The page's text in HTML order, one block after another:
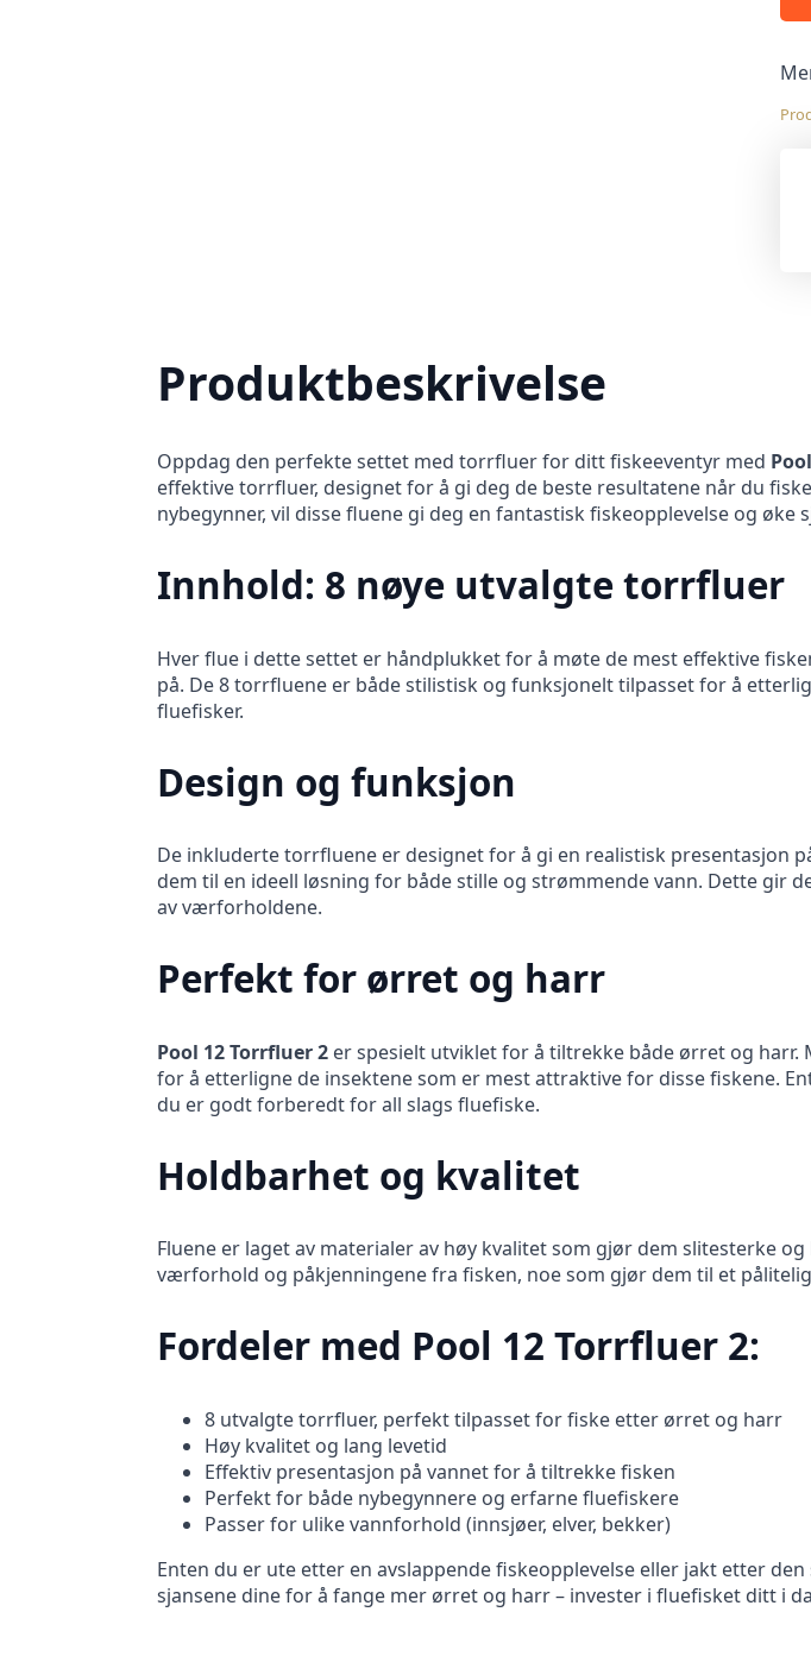
2
Produktbeskrivelse
Oppdag den perfekte settet med torrfluer for ditt fiskeeventyr med
effektive torrfluer, designet for å gi deg de beste resultatene når du
nybegynner, vil disse fluene gi deg en fantastisk fiskeopplevelse og
Innhold: 8 nøye utvalgte torrfluer
Hver flue i dette settet er håndplukket for å møte de mest effektive
på. De 8 torrfluene er både stilistisk og funksjonelt tilpasset for å
fluefisker.
Design og funksjon
De inkluderte torrfluene er designet for å gi en realistisk presentasjon
dem til en ideell løsning for både stille og strømmende vann. Dette gir
av værforholdene.
Perfekt for ørret og harr
Pool 12 Torrfluer 2 er spesielt utviklet for å tiltrekke både ørret og harr.
for å etterligne de insektene som er mest attraktive for disse fiskene.
du er godt forberedt for all slags fluefiske.
Holdbarhet og kvalitet
Fluene er laget av materialer av høy kvalitet som gjør dem slitesterke
værforhold og påkjenningene fra fisken, noe som gjør dem til et
Fordeler med Pool 12 Torrfluer 2:
8 utvalgte torrfluer, perfekt tilpasset for fiske etter ørret og harr
Høy kvalitet og lang levetid
Effektiv presentasjon på vannet for å tiltrekke fisken
Perfekt for både nybegynnere og erfarne fluefiskere
Passer for ulike vannforhold (innsjøer, elver, bekker)
Enten du er ute etter en avslappende fiskeopplevelse eller jakt etter
sjansene dine for å fange mer ørret og harr – invester i fluefisket ditt i